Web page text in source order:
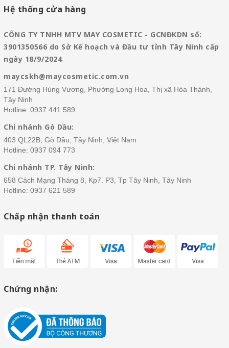
Hệ thống cửa hàng
CÔNG TY TNHH MTV MAY COSMETIC - GCNĐKDN số:
3901350566 do Sở Kế hoạch và Đầu tư tỉnh Tây Ninh cấp
ngày 18/9/2024
maycskh@maycosmetic.com.vn
171 Đường Hùng Vương, Phường Long Hoa, Thị xã Hòa Thành,
Tây Ninh
Hotline: 0937 441 589
Chi nhánh Gò Dầu:
403 QL22B, Gò Dầu, Tây Ninh, Việt Nam
Hotline: 0937 094 773
Chi nhánh TP. Tây Ninh:
658 Cách Mạng Tháng 8, Kp7. P3, Tp Tây Ninh, Tây Ninh
Hotline: 0937 621 589
Chấp nhận thanh toán
Chứng nhận: